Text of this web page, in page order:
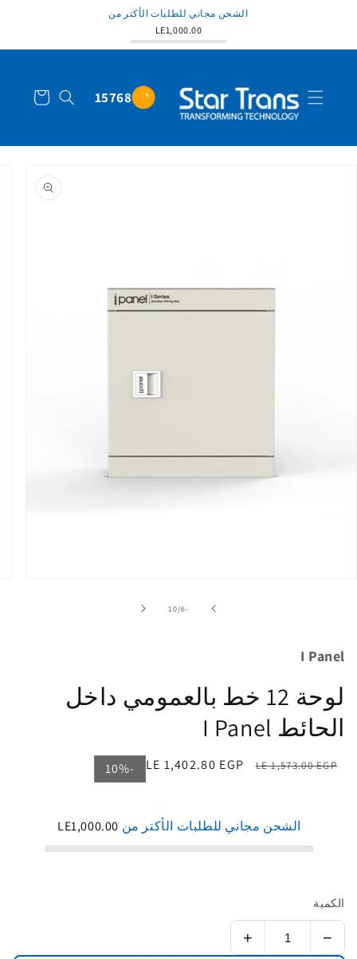
الشحن مجاني للطلبات الأكتر من
LE1,000.00
15768
التسوق
-6
/من
10
I Panel
لوحة 12 خط بالعمومي داخل
الحائط I Panel
السعر
LE 1,573.00 EGP
سعر
LE 1,402.80 EGP
-10%
الشحن مجاني للطلبات الأكتر من LE1,000.00
الكمية
−
+